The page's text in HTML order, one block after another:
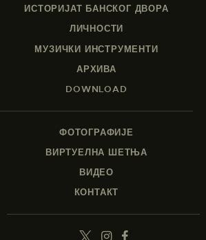
ИСТОРИЈАТ БАНСКОГ ДВОРА
ЛИЧНОСТИ
МУЗИЧКИ ИНСТРУМЕНТИ
АРХИВА
DOWNLOAD
ФОТОГРАФИЈЕ
ВИРТУЕЛНА ШЕТЊА
ВИДЕО
КОНТАКТ